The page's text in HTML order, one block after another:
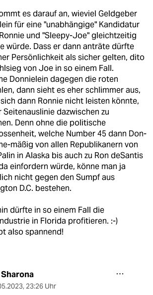
es darauf an, wieviel Geldgeber
für eine "unabhängige" Kandidatur
und "Sleepy-Joe" gleichtzeitig
würde. Dass er dann anträte dürfte
Persönlichkeit als sicher gelten, dito
von Joe in so einem Fall.
Donnielein dagegen die roten
dann sieht es eher schlimmer aus,
dann Ronnie nicht leisten könnte,
Seitenauslinie dazwischen zu
Denn ohne die politische
welche Number 45 dann Don-
mäßig von allen Republikanern von
in Alaska bis auch zu Ron deSantis
einfordern würde, könne man ja
nicht gegen den Sumpf aus
D.C. bestehen.
dürfte in so einem Fall die
in Florida profitieren. :-)
also spannend!
Sharona
, 23:26 Uhr